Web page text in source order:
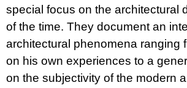
special focus on the architectural
of the time. They document an
architectural phenomena ranging
on his own experiences to a
on the subjectivity of the modern